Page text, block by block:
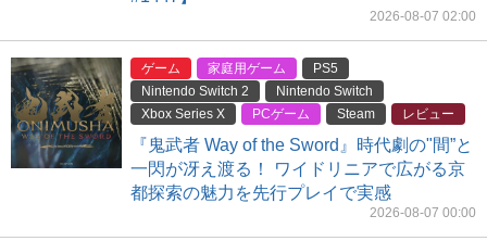
2026-08-07 02:00
ゲーム 家庭用ゲーム
PS5
Nintendo Switch 2
Nintendo Switch
Xbox Series X
PCゲーム Steam レビュー
『鬼武者 Way of the Sword』時代劇の"間”と
一閃が冴え渡る！ ワイドリニアで広がる京
都探索の魅力を先行プレイで実感
2026-08-07 00:00